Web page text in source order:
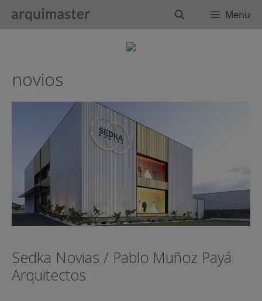
BuscarMenu
novios
Sedka Novias / Pablo Muñoz Payá
Arquitectos